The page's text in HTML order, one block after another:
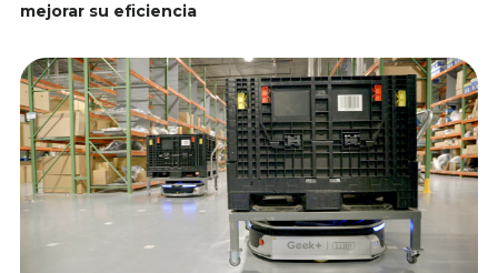
mejorar su eficiencia